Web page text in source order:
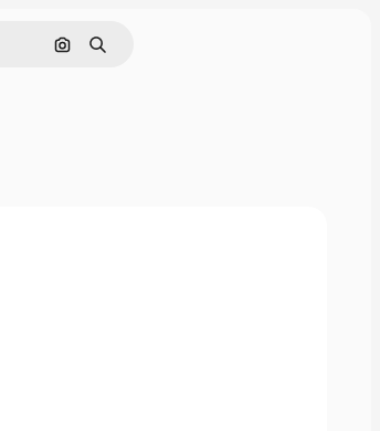
Поиск по изображению
Поиск